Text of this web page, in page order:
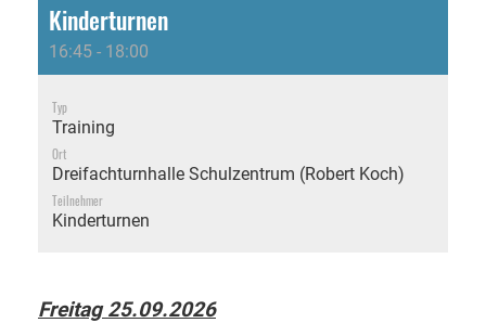
Kinderturnen
16:45 - 18:00
Typ
Training
Ort
Dreifachturnhalle Schulzentrum (Robert Koch)
Teilnehmer
Kinderturnen
Freitag 25.09.2026